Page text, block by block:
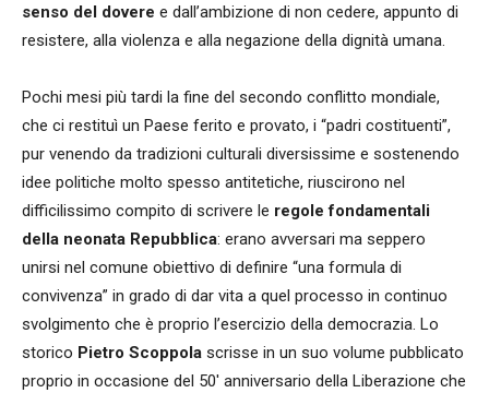
senso del dovere e dall’ambizione di non cedere, appunto di
resistere, alla violenza e alla negazione della dignità umana.
Pochi mesi più tardi la fine del secondo conflitto mondiale,
che ci restituì un Paese ferito e provato, i “padri costituenti”,
pur venendo da tradizioni culturali diversissime e sostenendo
idee politiche molto spesso antitetiche, riuscirono nel
difficilissimo compito di scrivere le regole fondamentali
della neonata Repubblica: erano avversari ma seppero
unirsi nel comune obiettivo di definire “una formula di
convivenza” in grado di dar vita a quel processo in continuo
svolgimento che è proprio l’esercizio della democrazia. Lo
storico Pietro Scoppola scrisse in un suo volume pubblicato
proprio in occasione del 50′ anniversario della Liberazione che